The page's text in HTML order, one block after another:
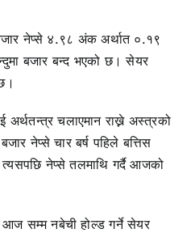
नेप्से ४.९८ अंक अर्थात ०.१९
बजार बन्द भएको छ। सेयर
अर्थतन्त्र चलाएमान राख्ने अस्त्रको
नेप्से चार बर्ष पहिले बत्तिस
नेप्से तलमाथि गर्दै आजको
सम्म नबेची होल्ड गर्ने सेयर